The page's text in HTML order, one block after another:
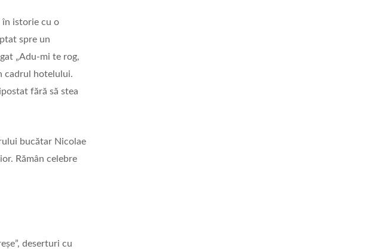
în istorie cu o
spre un
„Adu-mi te rog,
cadrul hotelului.
fără să stea
bucătar Nicolae
Rămân celebre
deserturi cu